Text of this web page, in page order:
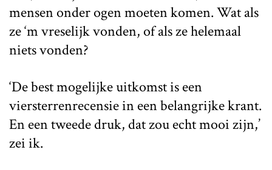
mensen onder ogen moeten komen. Wat als
ze ‘m vreselijk vonden, of als ze helemaal
niets vonden?
‘De best mogelijke uitkomst is een
viersterrenrecensie in een belangrijke krant.
En een tweede druk, dat zou echt mooi zijn,’
zei ik.